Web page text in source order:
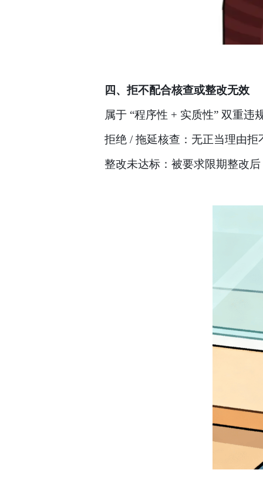
四、拒不配合核查或整改无效
属于 “程序性 + 实质性” 双重违
拒绝 / 拖延核查：无正当理由
整改未达标：被要求限期整改